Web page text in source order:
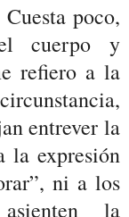
poco,
cuerpo y
refiero a la
entrever la
la expresión
ni a los
la